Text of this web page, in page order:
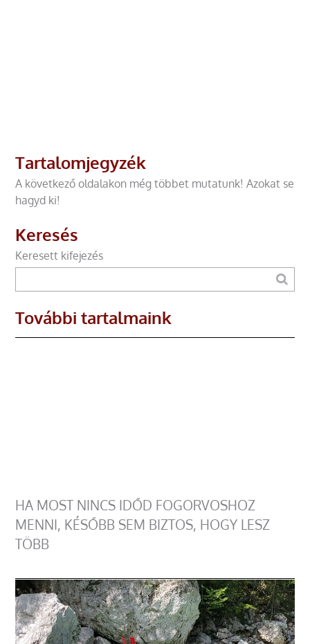
Tartalomjegyzék
A következő oldalakon még többet mutatunk! Azokat se
hagyd ki!
Keresés
Keresett kifejezés
További tartalmaink
HA MOST NINCS IDŐD FOGORVOSHOZ
MENNI, KÉSŐBB SEM BIZTOS, HOGY LESZ
TÖBB